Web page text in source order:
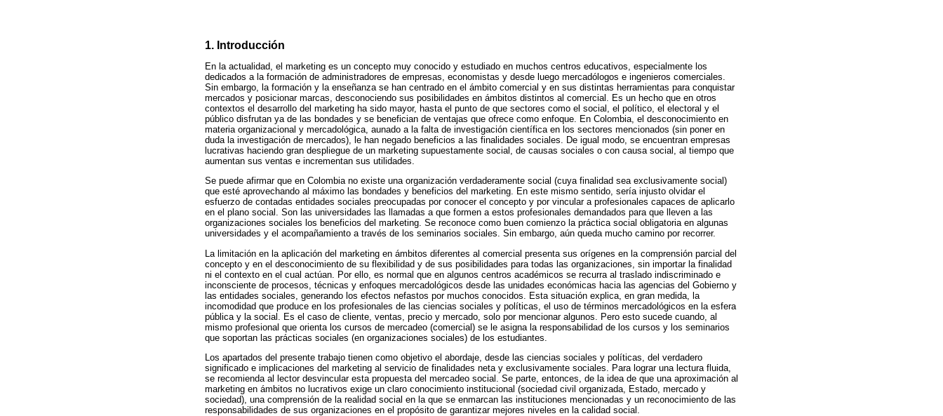
1. Introducción
En la actualidad, el marketing es un concepto muy conocido y estudiado en muchos centros educativos, especialmente los
dedicados a la formación de administradores de empresas, economistas y desde luego mercadólogos e ingenieros comerciales.
Sin embargo, la formación y la enseñanza se han centrado en el ámbito comercial y en sus distintas herramientas para conquistar
mercados y posicionar marcas, desconociendo sus posibilidades en ámbitos distintos al comercial. Es un hecho que en otros
contextos el desarrollo del marketing ha sido mayor, hasta el punto de que sectores como el social, el político, el electoral y el
público disfrutan ya de las bondades y se benefician de ventajas que ofrece como enfoque. En Colombia, el desconocimiento en
materia organizacional y mercadológica, aunado a la falta de investigación científica en los sectores mencionados (sin poner en
duda la investigación de mercados), le han negado beneficios a las finalidades sociales. De igual modo, se encuentran empresas
lucrativas haciendo gran despliegue de un marketing supuestamente social, de causas sociales o con causa social, al tiempo que
aumentan sus ventas e incrementan sus utilidades.
Se puede afirmar que en Colombia no existe una organización verdaderamente social (cuya finalidad sea exclusivamente social)
que esté aprovechando al máximo las bondades y beneficios del marketing. En este mismo sentido, sería injusto olvidar el
esfuerzo de contadas entidades sociales preocupadas por conocer el concepto y por vincular a profesionales capaces de aplicarlo
en el plano social. Son las universidades las llamadas a que formen a estos profesionales demandados para que lleven a las
organizaciones sociales los beneficios del marketing. Se reconoce como buen comienzo la práctica social obligatoria en algunas
universidades y el acompañamiento a través de los seminarios sociales. Sin embargo, aún queda mucho camino por recorrer.
La limitación en la aplicación del marketing en ámbitos diferentes al comercial presenta sus orígenes en la comprensión parcial del
concepto y en el desconocimiento de su flexibilidad y de sus posibilidades para todas las organizaciones, sin importar la finalidad
ni el contexto en el cual actúan. Por ello, es normal que en algunos centros académicos se recurra al traslado indiscriminado e
inconsciente de procesos, técnicas y enfoques mercadológicos desde las unidades económicas hacia las agencias del Gobierno y
las entidades sociales, generando los efectos nefastos por muchos conocidos. Esta situación explica, en gran medida, la
incomodidad que produce en los profesionales de las ciencias sociales y políticas, el uso de términos mercadológicos en la esfera
pública y la social. Es el caso de cliente, ventas, precio y mercado, solo por mencionar algunos. Pero esto sucede cuando, al
mismo profesional que orienta los cursos de mercadeo (comercial) se le asigna la responsabilidad de los cursos y los seminarios
que soportan las prácticas sociales (en organizaciones sociales) de los estudiantes.
Los apartados del presente trabajo tienen como objetivo el abordaje, desde las ciencias sociales y políticas, del verdadero
significado e implicaciones del marketing al servicio de finalidades neta y exclusivamente sociales. Para lograr una lectura fluida,
se recomienda al lector desvincular esta propuesta del mercadeo social. Se parte, entonces, de la idea de que una aproximación al
marketing en ámbitos no lucrativos exige un claro conocimiento institucional (sociedad civil organizada, Estado, mercado y
sociedad), una comprensión de la realidad social en la que se enmarcan las instituciones mencionadas y un reconocimiento de las
responsabilidades de sus organizaciones en el propósito de garantizar mejores niveles en la calidad social.